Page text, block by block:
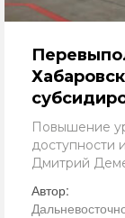
Повышение
доступности
Дмитрий
Автор: